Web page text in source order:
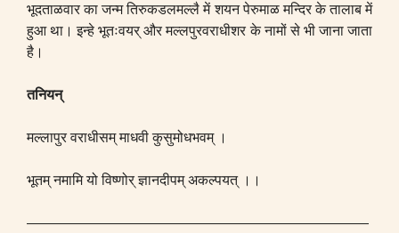
भूदताळवार का जन्म तिरुकडलमल्लै में शयन पेरुमाळ मन्दिर के तालाब में
हुआ था। इन्हे भूतःवयर् और मल्लपुरवराधीशर के नामों से भी जाना जाता
है।
तनियन्
मल्लापुर वराधीसम् माधवी कुसुमोधभवम् ।
भूतम् नमामि यो विष्णोर् ज्ञानदीपम् अकल्पयत् ।।
————————————————————————